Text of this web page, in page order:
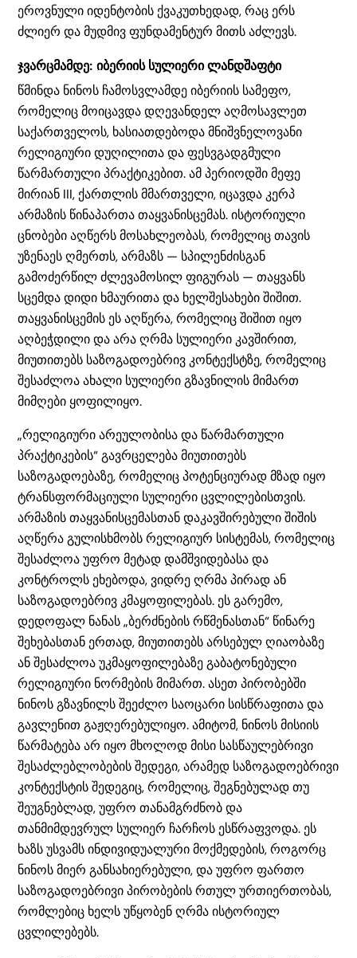
ეროვნული იდენტობის ქვაკუთხედად, რაც ერს
ძლიერ და მუდმივ ფუნდამენტურ მითს აძლევს.
ჯვარცმამდე: იბერიის სულიერი ლანდშაფტი
წმინდა ნინოს ჩამოსვლამდე იბერიის სამეფო,
რომელიც მოიცავდა დღევანდელ აღმოსავლეთ
საქართველოს, ხასიათდებოდა მნიშვნელოვანი
რელიგიური დუღილითა და ფესვგადგმული
წარმართული პრაქტიკებით. ამ პერიოდში მეფე
მირიან III, ქართლის მმართველი, იცავდა კერპ
არმაზის წინაპართა თაყვანისცემას. ისტორიული
ცნობები აღწერს მოსახლეობას, რომელიც თავის
უზენაეს ღმერთს, არმაზს — სპილენძისგან
გამოძერწილ ძლევამოსილ ფიგურას — თაყვანს
სცემდა დიდი ხმაურითა და ხელშესახები შიშით.
თაყვანისცემის ეს აღწერა, რომელიც შიშით იყო
აღბეჭდილი და არა ღრმა სულიერი კავშირით,
მიუთითებს საზოგადოებრივ კონტექსტზე, რომელიც
შესაძლოა ახალი სულიერი გზავნილის მიმართ
მიმღები ყოფილიყო.
„რელიგიური არეულობისა და წარმართული
პრაქტიკების“ გავრცელება მიუთითებს
საზოგადოებაზე, რომელიც პოტენციურად მზად იყო
ტრანსფორმაციული სულიერი ცვლილებისთვის.
არმაზის თაყვანისცემასთან დაკავშირებული შიშის
აღწერა გულისხმობს რელიგიურ სისტემას, რომელიც
შესაძლოა უფრო მეტად დამშვიდებასა და
კონტროლს ეხებოდა, ვიდრე ღრმა პირად ან
საზოგადოებრივ კმაყოფილებას. ეს გარემო,
დედოფალ ნანას „ბერძნების რწმენასთან“ წინარე
შეხებასთან ერთად, მიუთითებს არსებულ ღიაობაზე
ან შესაძლოა უკმაყოფილებაზე გაბატონებული
რელიგიური ნორმების მიმართ. ასეთ პირობებში
ნინოს გზავნილს შეეძლო საოცარი სისწრაფითა და
გავლენით გაჟღერებულიყო. ამიტომ, ნინოს მისიის
წარმატება არ იყო მხოლოდ მისი სასწაულებრივი
შესაძლებლობების შედეგი, არამედ საზოგადოებრივი
კონტექსტის შედეგიც, რომელიც, შეგნებულად თუ
შეუგნებლად, უფრო თანამგრძნობ და
თანმიმდევრულ სულიერ ჩარჩოს ესწრაფვოდა. ეს
ხაზს უსვამს ინდივიდუალური მოქმედების, როგორც
ნინოს მიერ განსახიერებული, და უფრო ფართო
საზოგადოებრივი პირობების რთულ ურთიერთობას,
რომლებიც ხელს უწყობენ ღრმა ისტორიულ
ცვლილებებს.